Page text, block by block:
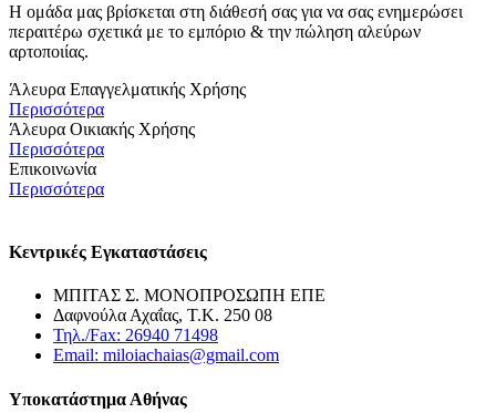
Η ομάδα μας βρίσκεται στη διάθεσή σας για να σας ενημερώσει
περαιτέρω σχετικά με το εμπόριο & την πώληση αλεύρων
αρτοποιίας.
Άλευρα Επαγγελματικής Χρήσης
Περισσότερα
Άλευρα Οικιακής Χρήσης
Περισσότερα
Επικοινωνία
Περισσότερα
Κεντρικές Εγκαταστάσεις
ΜΠΙΤΑΣ Σ. ΜΟΝΟΠΡΟΣΩΠΗ ΕΠΕ
Δαφνούλα Αχαΐας, Τ.Κ. 250 08
Τηλ./Fax: 26940 71498
Email: miloiachaias@gmail.com
Υποκατάστημα Αθήνας